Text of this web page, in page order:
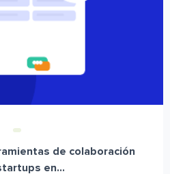
de colaboración
en...